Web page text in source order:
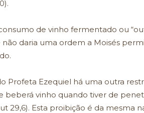
de vinho fermentado ou
não daria uma ordem a Moisés
Profeta Ezequiel há uma outra
beberá vinho quando tiver de
29,6). Esta proibição é da mesma